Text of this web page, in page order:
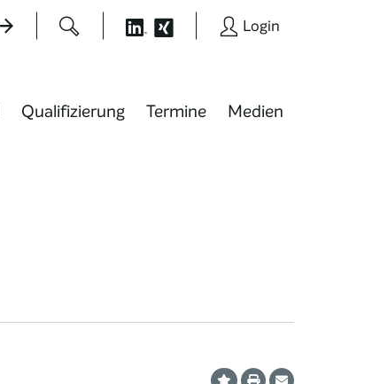
Login
Qualifizierung Termine Medien